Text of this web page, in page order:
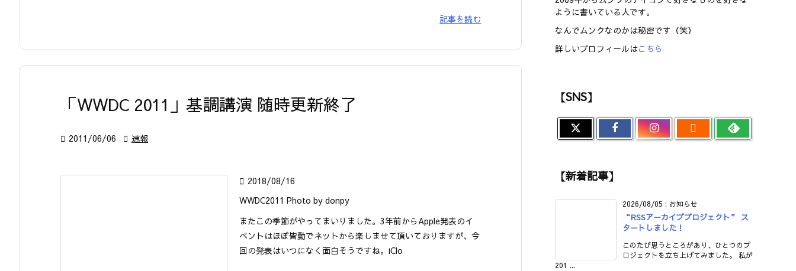
記事を読む
「WWDC 2011」基調講演 随時更新終了
 2011/06/06  速報
 2018/08/16
WWDC2011 Photo by donpy
またこの季節がやってまいりました。3年前からApple発表のイ
ベントはほぼ皆勤でネットから楽しませて頂いておりますが、今
回の発表はいつになく面白そうですね。iClo
ように書いている人です。
なんでムンクなのかは秘密です（笑）
詳しいプロフィールはこちら
【SNS】

【新着記事】
2026/08/05 : お知らせ
“RSSアーカイブプロジェクト” ス
タートしました！
このたび思うところがあり、ひとつのプ
ロジェクトを立ち上げてみました。 私が
201 ...